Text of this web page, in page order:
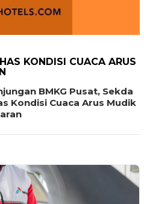
KONDISI CUACA ARUS
BMKG Pusat, Sekda
Kondisi Cuaca Arus Mudik